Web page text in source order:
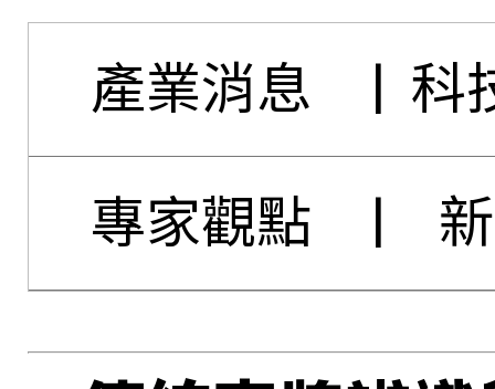
產業消息 | 科
專家觀點
|